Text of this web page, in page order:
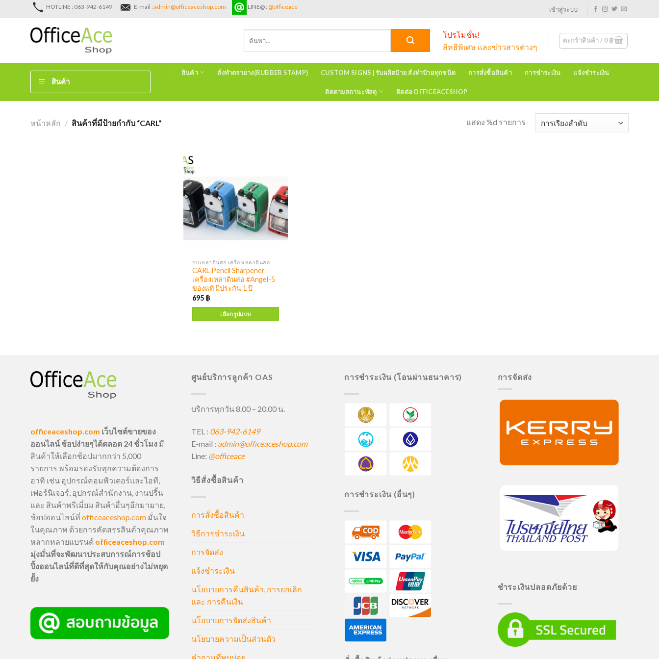
HOTLINE : 063-942-6149 E-mail : admin@officeaceshop.com LINE@ : @officeace เข้าสู่ระบบ
โปรโมชั่น!
สิทธิพิเศษ และข่าวสารต่างๆ
ตะกร้าสินค้า / 0฿
สินค้า
สินค้า สั่งทำตรายาง(RUBBER STAMP) CUSTOM SIGNS | รับผลิตป้าย สั่งทำป้ายทุกชนิด การสั่งซื้อสินค้า การชำระเงิน แจ้งชำระเงิน
ติดตามสถานะพัสดุ ติดต่อ OFFICEACESHOP
หน้าหลัก / สินค้าที่มีป้ายกำกับ “CARL” แสดง %d รายการ
กบเหลาดินสอ เครื่องเหลาดินสอ
CARL Pencil Sharpener
เครื่องเหลาดินสอ #Angel-5
ของแท้ มีประกัน 1 ปี
695 ฿
เลือกรูปแบบ
officeaceshop.com เว็บไซต์ขายของ
ออนไลน์ ช้อปง่ายๆได้ตลอด 24 ชั่วโมง มี
สินค้าให้เลือกช้อปมากกว่า 5,000
รายการ พร้อมรองรับทุกความต้องการ
อาทิ เช่น อุปกรณ์คอมพิวเตอร์และไอที,
เฟอร์นิเจอร์, อุปกรณ์สำนักงาน, งานปริ้น
และ สินค้าพรีเมี่ยม สินค้าอื่นๆอีกมามาย,
ช้อปออนไลน์ที่ officeaceshop.com มั่นใจ
ในคุณภาพ ด้วยการคัดสรรสินค้าคุณภาพ
หลากหลายแบรนด์ officeaceshop.com
มุ่งมั่นที่จะพัฒนาประสบการณ์การช้อป
ปิ้งออนไลน์ที่ดีที่สุดให้กับคุณอย่างไม่หยุด
ยั้ง
ศูนย์บริการลูกค้า OAS
บริการทุกวัน 8.00 – 20.00 น.
TEL : 063-942-6149
E-mail : admin@officeaceshop.com
Line: @officeace
วิธีสั่งซื้อสินค้า
การสั่งซื้อสินค้า
วิธีการชำระเงิน
การจัดส่ง
แจ้งชำระเงิน
นโยบายการคืนสินค้า, การยกเลิก
และ การคืนเงิน
นโยบายการจัดส่งสินค้า
นโยบายความเป็นส่วนตัว
คำถามที่พบบ่อย
การชำระเงิน (โอนผ่านธนาคาร)
การชำระเงิน (อื่นๆ)
การจัดส่ง
ชำระเงินปลอดภัยด้วย